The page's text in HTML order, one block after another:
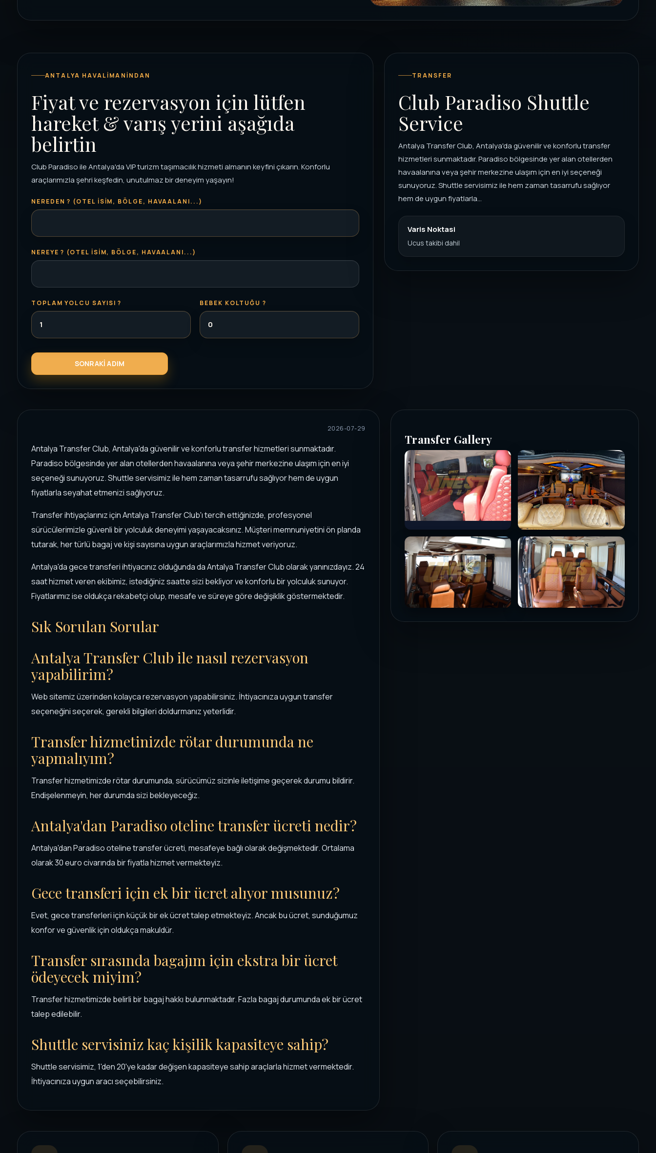
ANTALYA HAVALIMANINDAN
Fiyat ve rezervasyon için lütfen
hareket & varış yerini aşağıda
belirtin
Club Paradiso ile Antalya'da VIP turizm taşımacılık hizmeti almanın keyfini çıkarın. Konforlu
araçlarımızla şehri keşfedin, unutulmaz bir deneyim yaşayın!
NEREDEN ? (OTEL ISIM, BÖLGE, HAVAALANI...)
NEREYE ? (OTEL ISIM, BÖLGE, HAVAALANI...)
TOPLAM YOLCU SAYISI ? BEBEK KOLTUĞU ?
TRANSFER
Club Paradiso Shuttle
Service
Antalya Transfer Club, Antalya'da güvenilir ve konforlu transfer
hizmetleri sunmaktadır. Paradiso bölgesinde yer alan otellerden
havaalanına veya şehir merkezine ulaşım için en iyi seçeneği
sunuyoruz. Shuttle servisimiz ile hem zaman tasarrufu sağlıyor
hem de uygun fiyatlarla...
Varis Noktasi
Ucus takibi dahil
2026-07-29
Antalya Transfer Club, Antalya'da güvenilir ve konforlu transfer hizmetleri sunmaktadır.
Paradiso bölgesinde yer alan otellerden havaalanına veya şehir merkezine ulaşım için en iyi
seçeneği sunuyoruz. Shuttle servisimiz ile hem zaman tasarrufu sağlıyor hem de uygun
fiyatlarla seyahat etmenizi sağlıyoruz.
Transfer ihtiyaçlarınız için Antalya Transfer Club'ı tercih ettiğinizde, profesyonel
sürücülerimizle güvenli bir yolculuk deneyimi yaşayacaksınız. Müşteri memnuniyetini ön planda
tutarak, her türlü bagaj ve kişi sayısına uygun araçlarımızla hizmet veriyoruz.
Antalya'da gece transferi ihtiyacınız olduğunda da Antalya Transfer Club olarak yanınızdayız. 24
saat hizmet veren ekibimiz, istediğiniz saatte sizi bekliyor ve konforlu bir yolculuk sunuyor.
Fiyatlarımız ise oldukça rekabetçi olup, mesafe ve süreye göre değişiklik göstermektedir.
Sık Sorulan Sorular
Antalya Transfer Club ile nasıl rezervasyon
yapabilirim?
Web sitemiz üzerinden kolayca rezervasyon yapabilirsiniz. İhtiyacınıza uygun transfer
seçeneğini seçerek, gerekli bilgileri doldurmanız yeterlidir.
Transfer hizmetinizde rötar durumunda ne
yapmalıyım?
Transfer hizmetimizde rötar durumunda, sürücümüz sizinle iletişime geçerek durumu bildirir.
Endişelenmeyin, her durumda sizi bekleyeceğiz.
Antalya'dan Paradiso oteline transfer ücreti nedir?
Antalya'dan Paradiso oteline transfer ücreti, mesafeye bağlı olarak değişmektedir. Ortalama
olarak 30 euro civarında bir fiyatla hizmet vermekteyiz.
Gece transferi için ek bir ücret alıyor musunuz?
Evet, gece transferleri için küçük bir ek ücret talep etmekteyiz. Ancak bu ücret, sunduğumuz
konfor ve güvenlik için oldukça makuldür.
Transfer sırasında bagajım için ekstra bir ücret
ödeyecek miyim?
Transfer hizmetimizde belirli bir bagaj hakkı bulunmaktadır. Fazla bagaj durumunda ek bir ücret
talep edilebilir.
Shuttle servisiniz kaç kişilik kapasiteye sahip?
Shuttle servisimiz, 1'den 20'ye kadar değişen kapasiteye sahip araçlarla hizmet vermektedir.
İhtiyacınıza uygun aracı seçebilirsiniz.
Transfer Gallery